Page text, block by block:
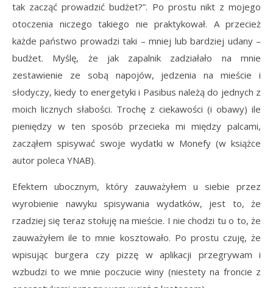
tak zacząć prowadzić budżet?”. Po prostu nikt z mojego
otoczenia niczego takiego nie praktykował. A przecież
każde państwo prowadzi taki – mniej lub bardziej udany –
budżet. Myślę, że jak zapalnik zadziałało na mnie
zestawienie ze sobą napojów, jedzenia na mieście i
słodyczy, kiedy to energetyki i Pasibus należą do jednych z
moich licznych słabości. Trochę z ciekawości (i obawy) ile
pieniędzy w ten sposób przecieka mi między palcami,
zacząłem spisywać swoje wydatki w Monefy (w książce
autor poleca YNAB).
Efektem ubocznym, który zauważyłem u siebie przez
wyrobienie nawyku spisywania wydatków, jest to, że
rzadziej się teraz stołuję na mieście. I nie chodzi tu o to, że
zauważyłem ile to mnie kosztowało. Po prostu czuję, że
wpisując burgera czy pizzę w aplikacji przegrywam i
wzbudzi to we mnie poczucie winy (niestety na froncie z